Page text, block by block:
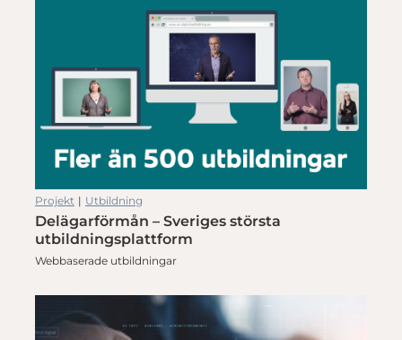
Projekt | Utbildning
Delägarförmån – Sveriges största
utbildningsplattform
Webbaserade utbildningar